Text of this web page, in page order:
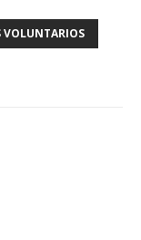
VOLUNTARIOS